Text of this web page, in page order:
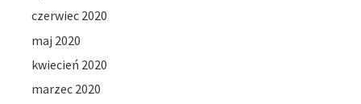
czerwiec 2020
maj 2020
kwiecień 2020
marzec 2020